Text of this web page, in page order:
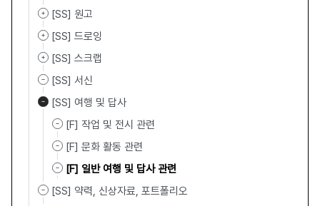
[SS] 원고
[SS] 드로잉
[SS] 스크랩
[SS] 서신
[SS] 여행 및 답사
[F] 작업 및 전시 관련
[F] 문화 활동 관련
[F] 일반 여행 및 답사 관련
[SS] 약력, 신상자료, 포트폴리오